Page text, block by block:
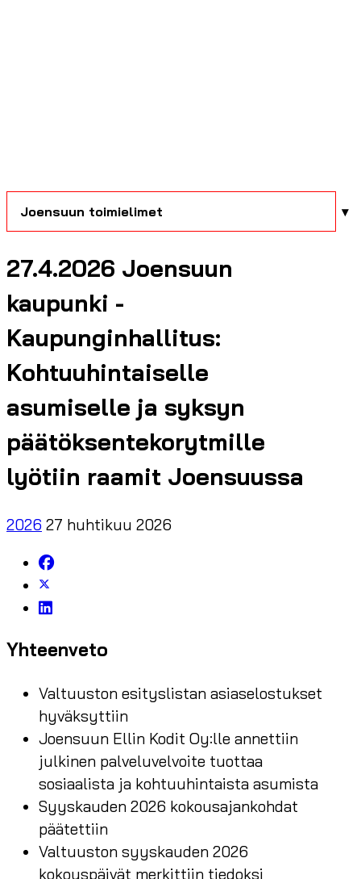
Joensuun toimielimet
27.4.2026 Joensuun
kaupunki -
Kaupunginhallitus:
Kohtuuhintaiselle
asumiselle ja syksyn
päätöksentekorytmille
lyötiin raamit Joensuussa
2026 27 huhtikuu 2026
Yhteenveto
Valtuuston esityslistan asiaselostukset
hyväksyttiin
Joensuun Ellin Kodit Oy:lle annettiin
julkinen palveluvelvoite tuottaa
sosiaalista ja kohtuuhintaista asumista
Syyskauden 2026 kokousajankohdat
päätettiin
Valtuuston syyskauden 2026
kokouspäivät merkittiin tiedoksi